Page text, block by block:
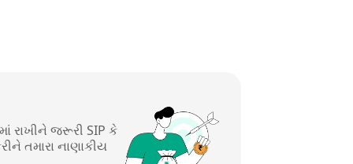
રાખીને જરૂરી SIP કે
તમારા નાણાકીય